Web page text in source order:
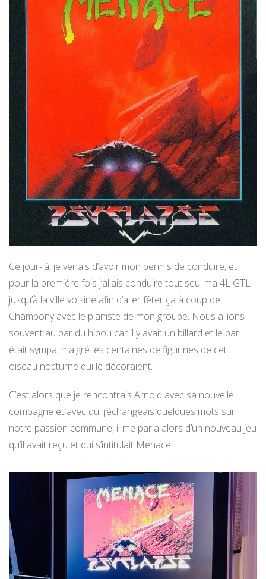
Ce jour-là, je venais d’avoir mon permis de conduire, et
pour la première fois j’allais conduire tout seul ma 4L GTL
jusqu’à la ville voisine afin d’aller fêter ça à coup de
Champony avec le pianiste de mon groupe. Nous allions
souvent au bar du hibou car il y avait un billard et le bar
était sympa, malgré les centaines de figurines de cet
oiseau nocturne qui le décoraient.
C’est alors que je rencontrais Arnold avec sa nouvelle
compagne et avec qui j’échangeais quelques mots sur
notre passion commune, il me parla alors d’un nouveau jeu
qu’il avait reçu et qui s’intitulait Menace.